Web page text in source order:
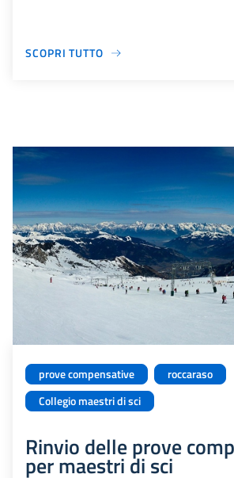
SCOPRI TUTTO
prove compensative
roccaraso
Collegio maestri di sci
Rinvio delle prove
per maestri di sci